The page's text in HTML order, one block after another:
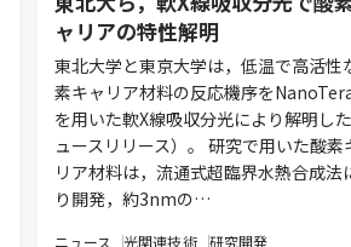
ャリアの特性解明
東北大学と東京大学は，低温で高活性
素キャリア材料の反応機序を
を用いた軟X線吸収分光により解明し
ュースリリース）。 研究で用いた酸素
リア材料は，流通式超臨界水熱合成法
り開発，約3nmの…
ニュース 光関連技術 研究開発